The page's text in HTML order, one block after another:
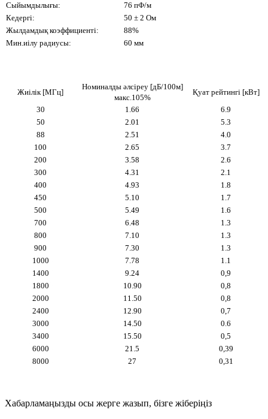
Сыйымдылығы:
76 пФ/м
Кедергі:
50 ± 2 Ом
Жылдамдық коэффициенті:
88%
Мин.иілу радиусы:
60 мм
Жиілік [МГц]
Номиналды әлсіреу [дБ/100м]
макс.105%
Қуат рейтингі [кВт]
30
1.66
6.9
50
2.01
5.3
88
2.51
4.0
100
2.65
3.7
200
3.58
2.6
300
4.31
2.1
400
4.93
1.8
450
5.10
1.7
500
5.49
1.6
700
6.48
1.3
800
7.10
1.3
900
7.30
1.3
1000
7.78
1.1
1400
9.24
0,9
1800
10.90
0,8
2000
11.50
0,8
2400
12.90
0,7
3000
14.50
0.6
3400
15.50
0,5
6000
21.5
0,39
8000
27 0,31
Хабарламаңызды осы жерге жазып, бізге жіберіңіз